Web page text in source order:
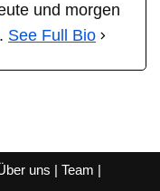
und morgen
See Full Bio
uns | Team |